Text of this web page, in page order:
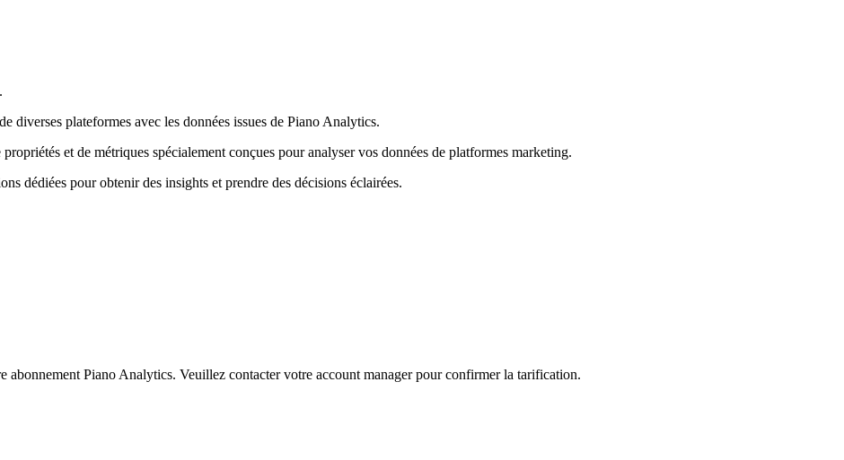
diverses plateformes avec les données issues de Piano Analytics.
et de métriques spécialement conçues pour analyser vos données de platformes marketing.
dédiées pour obtenir des insights et prendre des décisions éclairées.
abonnement Piano Analytics. Veuillez contacter votre account manager pour confirmer la tarification.